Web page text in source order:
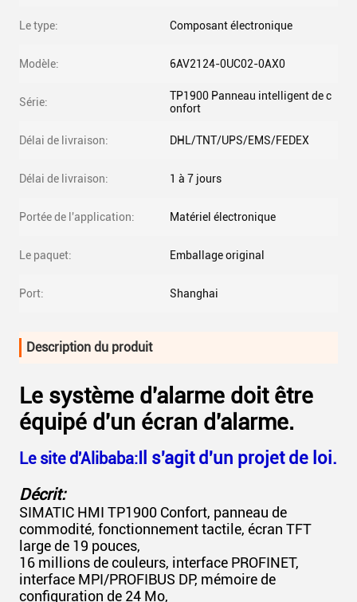
Le type: Composant électronique
Modèle: 6AV2124-0UC02-0AX0
Série:
TP1900 Panneau intelligent de c
onfort
Délai de livraison: DHL/TNT/UPS/EMS/FEDEX
Délai de livraison: 1 à 7 jours
Portée de l'application: Matériel électronique
Le paquet: Emballage original
Port: Shanghai
Description du produit
Le système d'alarme doit être
équipé d'un écran d'alarme.
Le site d'Alibaba: Il s'agit d'un projet de loi.
Décrit:
SIMATIC HMI TP1900 Confort, panneau de
commodité, fonctionnement tactile, écran TFT
large de 19 pouces,
16 millions de couleurs, interface PROFINET,
interface MPI/PROFIBUS DP, mémoire de
configuration de 24 Mo,